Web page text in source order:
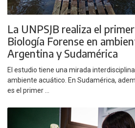
La UNPSJB realiza el
Biología Forense en
Argentina y Sudamérica
El estudio tiene una mirada
ambiente acuático. En Sudamérica,
es el primer ...